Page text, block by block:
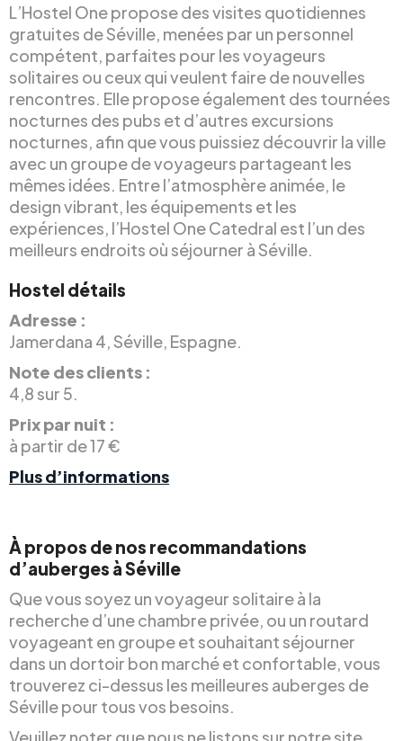
L’Hostel One propose des visites quotidiennes
gratuites de Séville, menées par un personnel
compétent, parfaites pour les voyageurs
solitaires ou ceux qui veulent faire de nouvelles
rencontres. Elle propose également des tournées
nocturnes des pubs et d’autres excursions
nocturnes, afin que vous puissiez découvrir la ville
avec un groupe de voyageurs partageant les
mêmes idées. Entre l’atmosphère animée, le
design vibrant, les équipements et les
expériences, l’Hostel One Catedral est l’un des
meilleurs endroits où séjourner à Séville.
Hostel détails
Adresse :
Jamerdana 4, Séville, Espagne.
Note des clients :
4,8 sur 5.
Prix par nuit :
à partir de 17 €
Plus d’informations
À propos de nos recommandations
d’auberges à Séville
Que vous soyez un voyageur solitaire à la
recherche d’une chambre privée, ou un routard
voyageant en groupe et souhaitant séjourner
dans un dortoir bon marché et confortable, vous
trouverez ci-dessus les meilleures auberges de
Séville pour tous vos besoins.